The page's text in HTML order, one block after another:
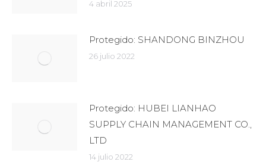
4 abril 2025
Protegido: SHANDONG BINZHOU
26 julio 2022
Protegido: HUBEI LIANHAO
SUPPLY CHAIN MANAGEMENT CO.,
LTD
14 julio 2022